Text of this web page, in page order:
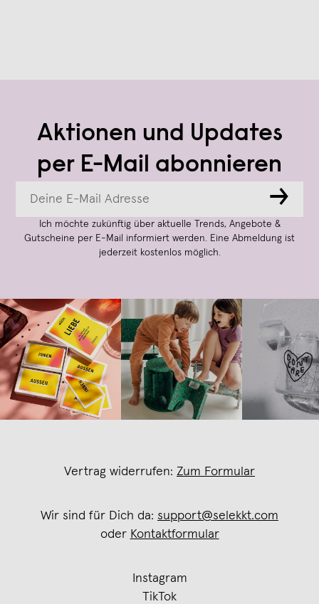
Aktionen und Updates
per E-Mail abonnieren
→
Ich möchte zukünftig über aktuelle Trends, Angebote &
Gutscheine per E-Mail informiert werden. Eine Abmeldung ist
jederzeit kostenlos möglich.
Vertrag widerrufen: Zum Formular
Wir sind für Dich da: support@selekkt.com
oder Kontaktformular
Instagram
TikTok